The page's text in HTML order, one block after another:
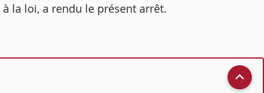
la loi, a rendu le présent arrêt.